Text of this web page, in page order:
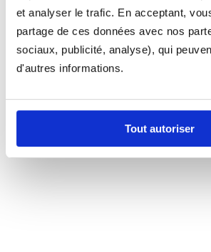
et analyser le trafic. En acceptant,
partage de ces données avec nos
sociaux, publicité, analyse), qui
d'autres informations.
Tout autoriser